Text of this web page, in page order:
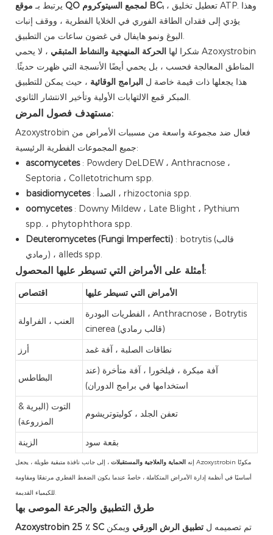
يرتبط بـ موقع QO لمجمع السيتوكروم BC₁ ، تعطيل تخليق ATP. وهذا
يؤدي إلى فقدان الطاقة الفوري في الخلايا الفطرية ، ووقف إنبات
البوغ ونمو هايفال في غضون ساعات من التطبيق.
شكرا لها الحركة المنهجية والنشاط المتبقي ، لا يحمي Azoxystrobin
المناطق المعالجة فحسب ، بل يحمي أيضًا الأنسجة التي ظهرت حديثًا.
هذا يجعلها ذات قيمة خاصة ل البرامج الوقائية ، حيث يمكن للتطبيق
المبكر قمع الالتهابات الأولية وتأخير الانتشار الثانوي.
مستهدف فصول المرض:
Azoxystrobin فعال ضد مجموعة واسعة من مسببات الأمراض من
جميع المجموعات الفطرية الرئيسية:
ascomycetes : Powdery DeLDEW ، Anthracnose ،
Septoria ، Colletotrichum spp.
basidiomycetes
: الصدأ ، rhizoctonia spp.
oomycetes : Downy Mildew ، Late Blight ، Pythium
spp. ، phytophthora spp.
Deuteromycetes (Fungi Imperfecti) : botrytis (قالب
رمادي) ، alleds spp.
أمثلة على الأمراض التي تسيطر عليها المحصول:
اقتصاص الأمراض التي تسيطر عليها
العنب ، الفراولة
الفطريات البودرة ، Anthracnose ، Botrytis
cinerea (قالب رمادي)
أرز
نطاقات الصلبة ، آفة غمد
البطاطس
آفة مبكرة ، فيلخورا ، آفة متأخرة (عند
استخدامها في برامج الدوران)
التوت (البرية &
المزروعة)
تعفن الجلد ، كوليتوتريشوم
الزينة بقعة سود
إنه الحماية والعلاجية والمستقبلات ، إلى جانب نافذة متبقية طويلة ، يجعل Azoxystrobin مكونًا
أساسيًا في أنظمة إدارة الأمراض المتكاملة ، خاصةً عندما يكون الضغط الفطري مرتفعًا ومقاومة
للكيمياء القديمة.
طرق التطبيق والجرعة الموصى بها
Azoxystrobin 25 ٪ SC تم تصميمه ل تطبيق الرش الورقي ويمكن